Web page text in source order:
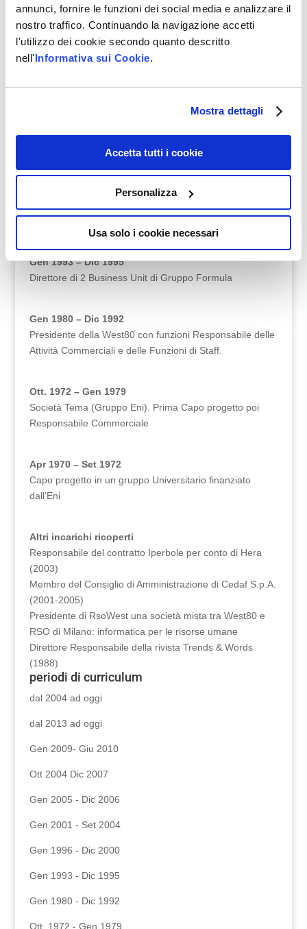
annunci, fornire le funzioni dei social media e analizzare il
nostro traffico. Continuando la navigazione accetti
l'utilizzo dei cookie secondo quanto descritto
nell'Informativa sui Cookie.
Mostra dettagli
Accetta tutti i cookie
Personalizza
Usa solo i cookie necessari
di portali cittadini
Gen 1996 – Dic 2000
Direttore dell’Area Politiche per i Cittadini e
Certificazione e Informazione: Anagrafe, Stato
Responsabile dell’Ufficio Traffico (dirigente); Direttore del
Settore Sistemi Informativi (dirigente); decentramento: 8
Gen 1993 – Dic 1995
Direttore di 2 Business Unit di Gruppo Formula
Gen 1980 – Dic 1992
Presidente della West80 con funzioni Responsabile delle
Attività Commerciali e delle Funzioni di Staff.
Ott. 1972 – Gen 1979
Società Tema (Gruppo Eni). Prima Capo progetto poi
Responsabile Commerciale
Apr 1970 – Set 1972
Capo progetto in un gruppo Universitario finanziato
dall’Eni
Altri incarichi ricoperti
Responsabile del contratto Iperbole per conto di Hera
(2003)
Membro del Consiglio di Amministrazione di Cedaf S.p.A.
(2001-2005)
Presidente di RsoWest una società mista tra West80 e
RSO di Milano: informatica per le risorse umane
Direttore Responsabile della rivista Trends & Words
(1988)
periodi di curriculum
dal 2004 ad oggi
dal 2013 ad oggi
Gen 2009- Giu 2010
Ott 2004 Dic 2007
Gen 2005 - Dic 2006
Gen 2001 - Set 2004
Gen 1996 - Dic 2000
Gen 1993 - Dic 1995
Gen 1980 - Dic 1992
Ott. 1972 - Gen 1979